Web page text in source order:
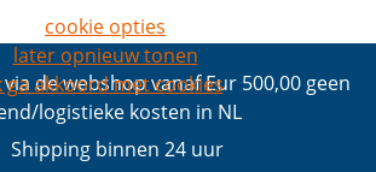
de webshop vanaf Eur 500,00 geen
logistieke kosten in NL
Shipping binnen 24 uur
cookie opties
later opnieuw tonen
ga akkoord met cookies